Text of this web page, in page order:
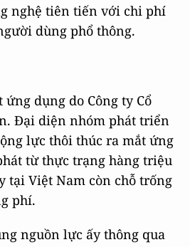
nghệ tiên tiến với chi phí
dùng phổ thông.
ứng dụng do Công ty Cổ
Đại diện nhóm phát triển
lực thôi thúc ra mắt ứng
từ thực trạng hàng triệu
tại Việt Nam còn chỗ trống
phí.
nguồn lực ấy thông qua